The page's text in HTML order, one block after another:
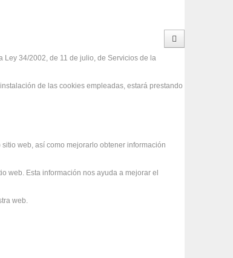
34/2002, de 11 de julio, de Servicios de la
de las cookies empleadas, estará prestando
web, así como mejorarlo obtener información
web. Esta información nos ayuda a mejorar el
web.